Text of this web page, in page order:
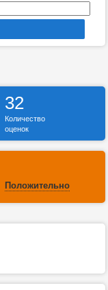
32
Количество
оценок
Положительно